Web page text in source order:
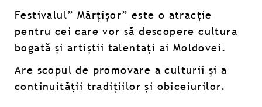
Festivalul” Mărțișor” este o atracție
pentru cei care vor să descopere cultura
bogată și artiștii talentați ai Moldovei.
Are scopul de promovare a culturii şi a
continuităţii tradiţiilor şi obiceiurilor.